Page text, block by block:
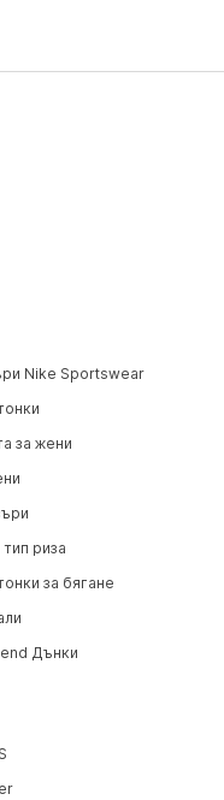
Nike Sportswear
за жени
тип риза
за бягане
Дънки